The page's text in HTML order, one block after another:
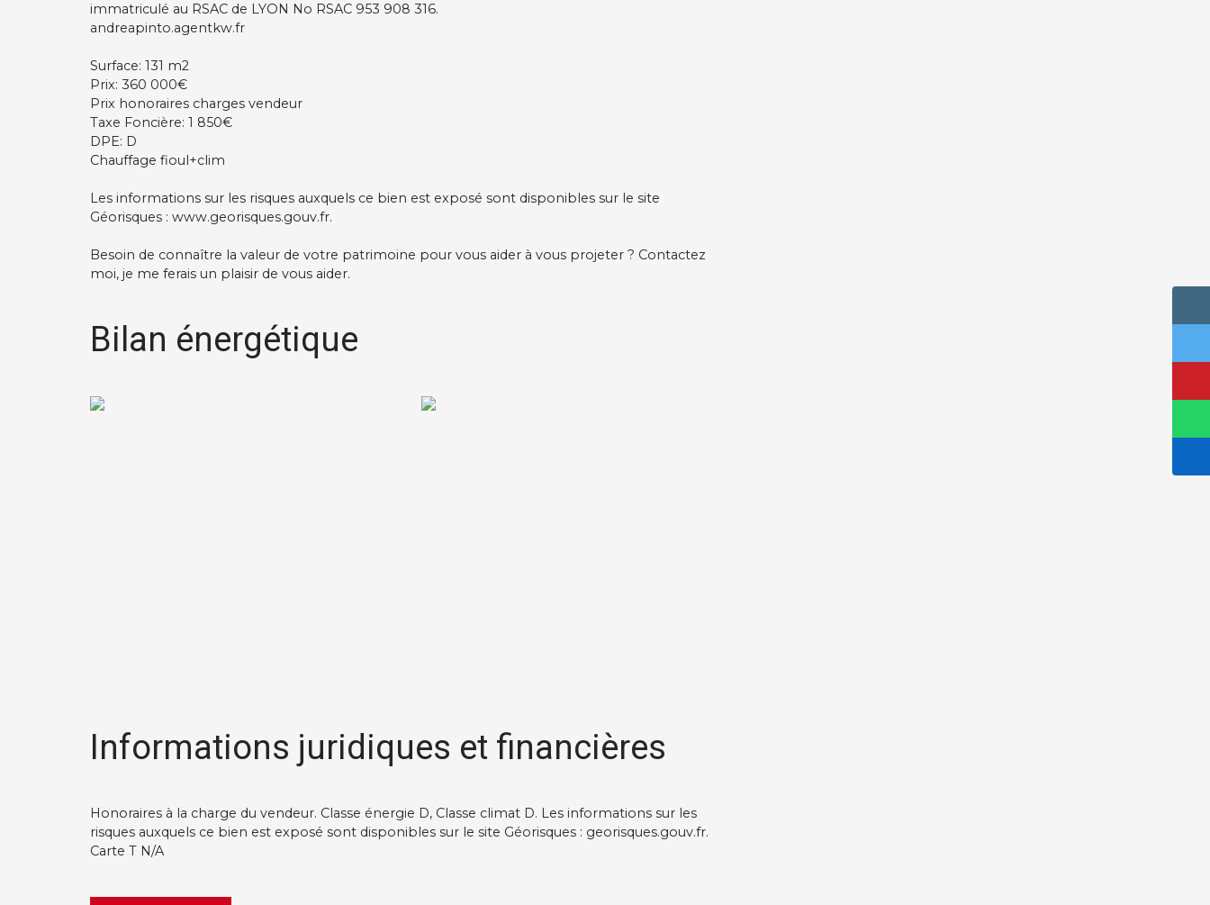
immatriculé au RSAC de LYON No RSAC 953 908 316.
andreapinto.agentkw.fr
Surface: 131 m2
Prix: 360 000€
Prix honoraires charges vendeur
Taxe Foncière: 1 850€
DPE: D
Chauffage fioul+clim
Les informations sur les risques auxquels ce bien est exposé sont disponibles sur le site
Géorisques : www.georisques.gouv.fr.
Besoin de connaître la valeur de votre patrimoine pour vous aider à vous projeter ? Contactez
moi, je me ferais un plaisir de vous aider.
Bilan énergétique
Informations juridiques et financières
Honoraires à la charge du vendeur. Classe énergie D, Classe climat D. Les informations sur les
risques auxquels ce bien est exposé sont disponibles sur le site Géorisques : georisques.gouv.fr.
Carte T N/A